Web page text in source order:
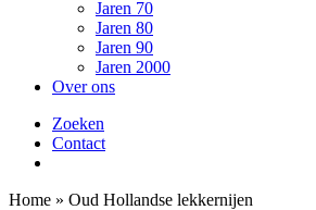
Jaren 70
Jaren 80
Jaren 90
Jaren 2000
Over ons
Zoeken
Contact
Home » Oud Hollandse lekkernijen